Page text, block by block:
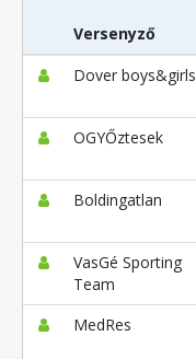
Versenyző
Dover boys&girls
OGYŐztesek
Boldingatlan
VasGé Sporting
Team
MedRes